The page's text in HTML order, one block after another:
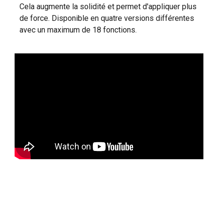
Cela augmente la solidité et permet d'appliquer plus
de force. Disponible en quatre versions différentes
avec un maximum de 18 fonctions.